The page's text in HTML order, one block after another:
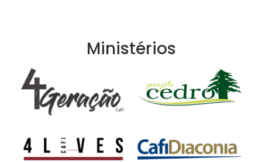
Ministérios